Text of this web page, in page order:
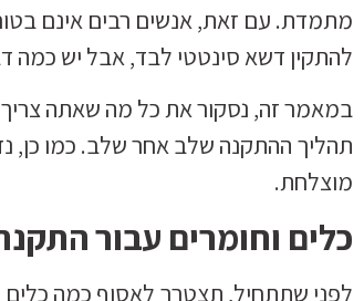
מתמדת. עם זאת, אנשים רבים אינם
להתקין דשא סינטטי לבד, אבל יש כמה
במאמר זה, נסקור את כל מה שאתה
תהליך ההתקנה שלב אחר שלב. כמו כן,
מוצלחת.
כלים וחומרים עבור
לפני שתתחיל, תצטרך לאסוף כמה כלים